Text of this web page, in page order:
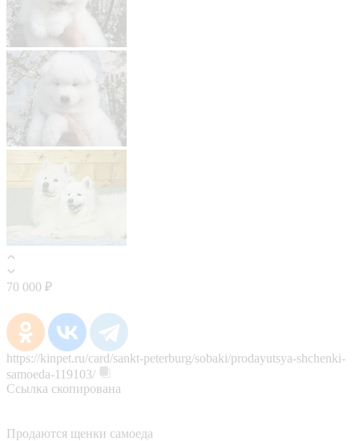
70 000 ₽
https://kinpet.ru/card/sankt-peterburg/sobaki/prodayutsya-shchenki-
samoeda-119103/
Ссылка скопирована
Продаются щенки самоеда